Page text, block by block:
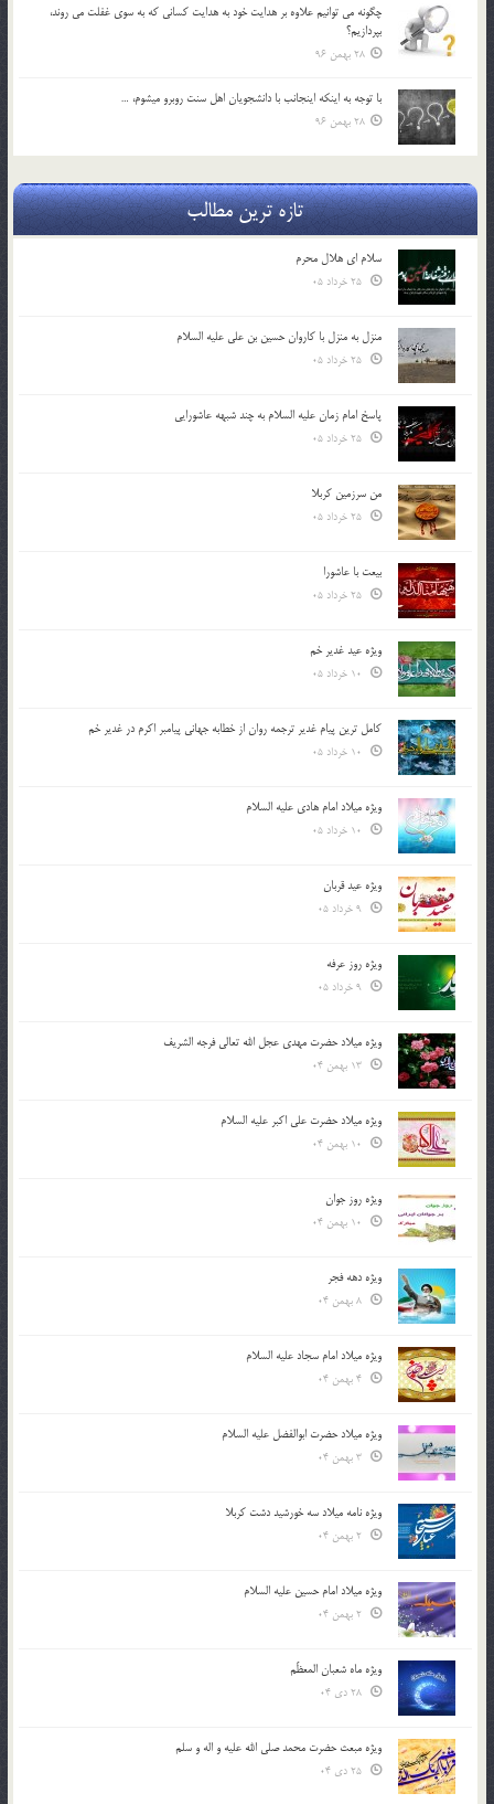
چگونه مي توانيم علاوه بر هدايت خود به هدايت كساني كه به سوي غفلت مي روند،
بپردازيم؟
28 بهمن 96
با توجه به اينكه اينجانب با دانشجويان اهل سنت روبرو مي‎شوم، …
28 بهمن 96
تازه ترین مطالب
سلام ای هلال محرم
منزل به منزل با کاروان حسین بن علی علیه السلام
پاسخ امام زمان علیه السلام به چند شبهه عاشورایی
من سرزمین کربلا
بیعت با عاشورا
ویژه عید غدیر خم
کامل ترین پیام غدیر ترجمه روان از خطابه جهانی پیامبر اکرم در غدیر خم
ویژه میلاد امام هادی علیه السلام
ویژه عید قربان
ویژه روز عرفه
ویژه میلاد حضرت مهدی عجل الله تعالی فرجه الشريف
ویژه میلاد حضرت علی اکبر علیه السلام
ویژه روز جوان
ویژه دهه فجر
ویژه میلاد امام سجاد علیه السلام
ویژه میلاد حضرت ابوالفضل علیه السلام
ویژه نامه میلاد سه خورشید دشت کربلا
ویژه میلاد امام حسین علیه السلام
ویژه ماه شعبان المعظّم
ویژه مبعث حضرت محمد صلی الله علیه و اله و سلم